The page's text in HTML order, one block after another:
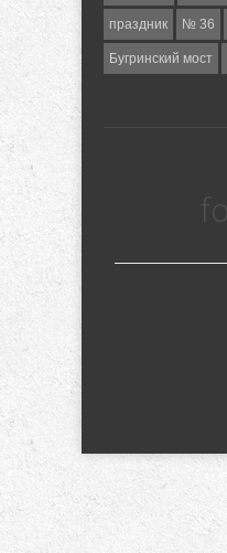
праздник № 36
Бугринский мост